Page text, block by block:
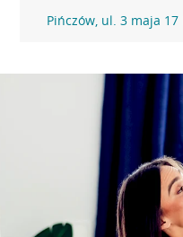
Pińczów, ul. 3 maja 17